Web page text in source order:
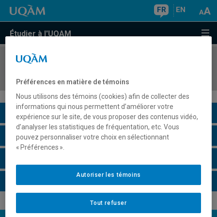
FR EN
Étudier à l'UQAM
COURS//
Description du cours
Horaire - Été 2026
Préférences en matière de témoins
Nous utilisons des témoins (cookies) afin de collecter des
informations qui nous permettent d’améliorer votre
expérience sur le site, de vous proposer des contenus vidéo,
d’analyser les statistiques de fréquentation, etc. Vous
pouvez personnaliser votre choix en sélectionnant
« Préférences ».
Tout refuser
Autoriser les témoins